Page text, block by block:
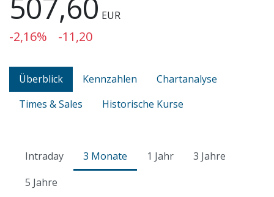
EUR
-2,16% -11,20
Überblick Kennzahlen
Chartanalyse
Times & Sales
Historische Kurse
Intraday 3 Monate 1 Jahr
3 Jahre
5 Jahre